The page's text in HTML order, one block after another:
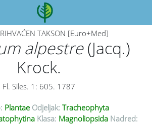
TAKSON [Euro+Med]
alpestre(Jacq.)
Krock.
Fl. Siles. 1: 605. 1787
Plantae Odjeljak: Tracheophyta
Klasa: Magnoliopsida Nadred: